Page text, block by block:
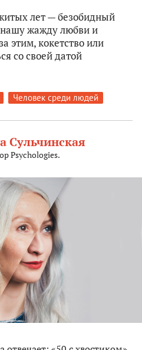
лет — безобидный
жажду любви и
этим, кокетство или
со своей датой
Человек среди людей
Сульчинская
Psychologies.